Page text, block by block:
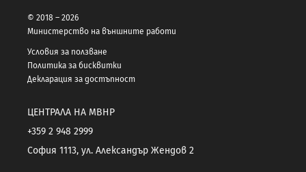
© 2018 – 2026
Министерство на външните работи
Условия за ползване
Политика за бисквитки
Декларация за достъпност
ЦЕНТРАЛА НА МВНР
+359 2 948 2999
София 1113, ул. Александър Жендов 2